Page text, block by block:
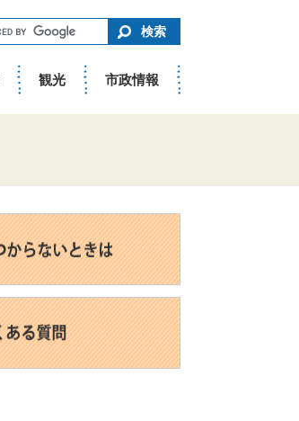
観光 市政情報